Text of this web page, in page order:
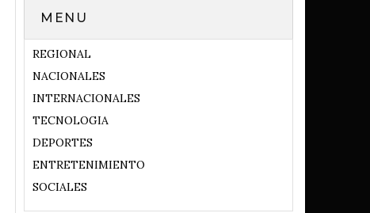
MENU
REGIONAL
NACIONALES
INTERNACIONALES
TECNOLOGIA
DEPORTES
ENTRETENIMIENTO
SOCIALES